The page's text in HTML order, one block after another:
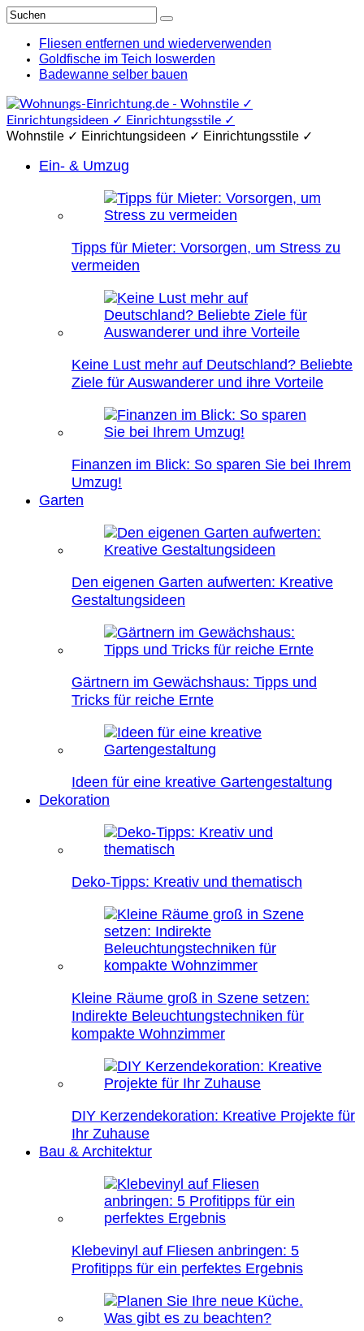
Fliesen entfernen und wiederverwenden
Goldfische im Teich loswerden
Badewanne selber bauen
Wohnstile ✓ Einrichtungsideen ✓ Einrichtungsstile ✓
Ein- & Umzug
Tipps für Mieter: Vorsorgen, um Stress zu
vermeiden
Keine Lust mehr auf Deutschland? Beliebte
Ziele für Auswanderer und ihre Vorteile
Finanzen im Blick: So sparen Sie bei Ihrem
Umzug!
Garten
Den eigenen Garten aufwerten: Kreative
Gestaltungsideen
Gärtnern im Gewächshaus: Tipps und
Tricks für reiche Ernte
Ideen für eine kreative Gartengestaltung
Dekoration
Deko-Tipps: Kreativ und thematisch
Kleine Räume groß in Szene setzen:
Indirekte Beleuchtungstechniken für
kompakte Wohnzimmer
DIY Kerzendekoration: Kreative Projekte für
Ihr Zuhause
Bau & Architektur
Klebevinyl auf Fliesen anbringen: 5
Profitipps für ein perfektes Ergebnis